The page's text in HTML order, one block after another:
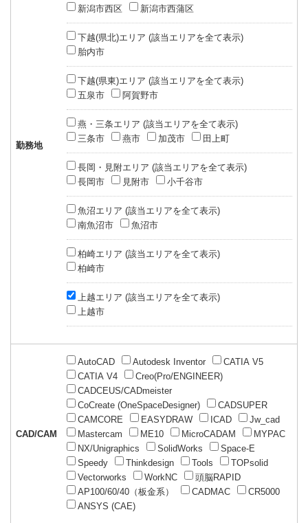
勤務地
新潟市西区
新潟市西蒲区
下越(県北)エリア (該当エリアを全て表示)
胎内市
下越(県東)エリア (該当エリアを全て表示)
五泉市
阿賀野市
燕・三条エリア (該当エリアを全て表示)
三条市
燕市 加茂市 田上町
長岡・見附エリア (該当エリアを全て表示)
長岡市
見附市 小千谷市
魚沼エリア (該当エリアを全て表示)
南魚沼市
魚沼市
柏崎エリア (該当エリアを全て表示)
柏崎市
上越エリア (該当エリアを全て表示)
上越市
CAD/CAM
AutoCAD Autodesk Inventor
CATIA V5
CATIA V4
Creo(Pro/ENGINEER)
CADCEUS/CADmeister
CoCreate (OneSpaceDesigner)
CADSUPER
CAMCORE
EASYDRAW ICAD
Jw_cad
Mastercam
ME10 MicroCADAM
MYPAC
NX/Unigraphics
SolidWorks
Space-E
Speedy
Thinkdesign Tools
TOPsolid
Vectorworks
WorkNC
頭脳RAPID
AP100/60/40（板金系）
CADMAC
CR5000
ANSYS (CAE)